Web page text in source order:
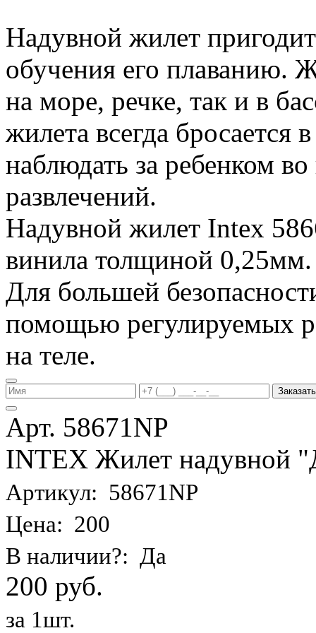
Надувной жилет
обучения его плаванию.
на море, речке, так и в
жилета всегда бросается
наблюдать за ребенком
развлечений.
Надувной жилет Intex
винила толщиной 0,25мм.
Для большей
помощью регулируемых
на теле.
Заказать
Арт. 58671NP
INTEX Жилет надувной
Артикул: 58671NP
Цена: 200
В наличии?: Да
200 руб.
за 1шт.